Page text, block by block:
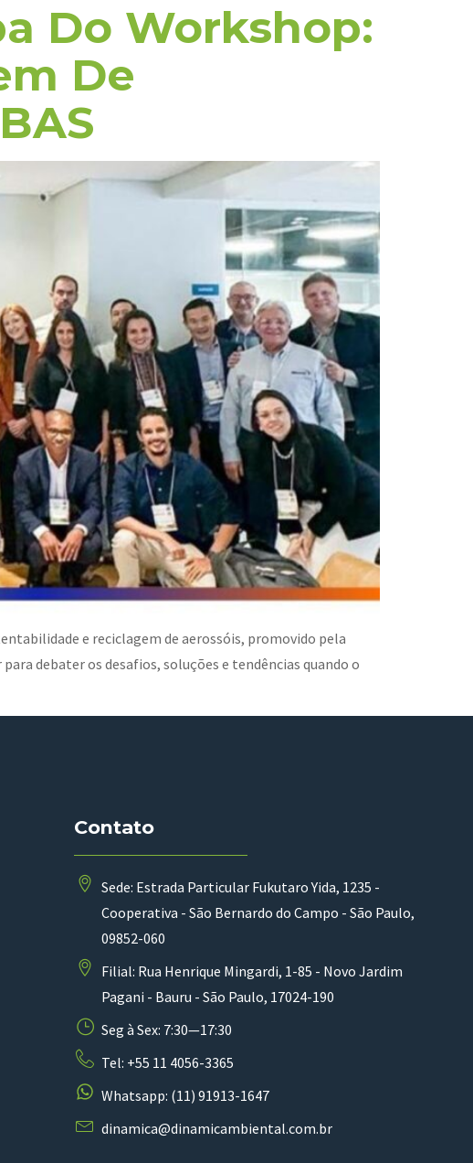
Do Workshop:
De
e reciclagem de aerossóis, promovido pela
debater os desafios, soluções e tendências quando o
Contato
Sede: Estrada Particular Fukutaro Yida, 1235 -
Cooperativa - São Bernardo do Campo - São Paulo,
09852-060
Filial: Rua Henrique Mingardi, 1-85 - Novo Jardim
Pagani - Bauru - São Paulo, 17024-190
Seg à Sex: 7:30—17:30
Tel: +55 11 4056-3365
Whatsapp: (11) 91913-1647
dinamica@dinamicambiental.com.br